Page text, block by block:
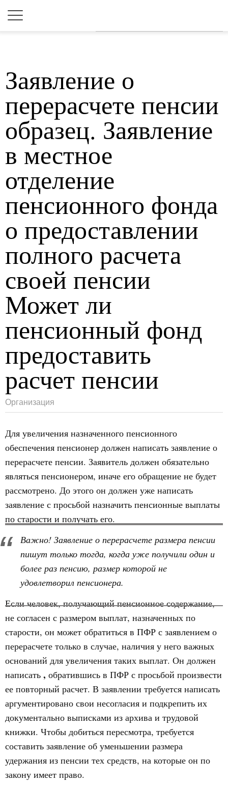
Заявление о
перерасчете пенсии
образец. Заявление
в местное
отделение
пенсионного фонда
о предоставлении
полного расчета
своей пенсии
Может ли
пенсионный фонд
предоставить
расчет пенсии
Организация
Для увеличения назначенного пенсионного
обеспечения пенсионер должен написать заявление о
перерасчете пенсии. Заявитель должен обязательно
являться пенсионером, иначе его обращение не будет
рассмотрено. До этого он должен уже написать
заявление с просьбой назначить пенсионные выплаты
по старости и получать его.
Важно! Заявление о перерасчете размера пенсии
пишут только тогда, когда уже получили один и
более раз пенсию, размер которой не
удовлетворил пенсионера.
Если человек, получающий пенсионное содержание,
не согласен с размером выплат, назначенных по
старости, он может обратиться в ПФР с заявлением о
перерасчете только в случае, наличия у него важных
оснований для увеличения таких выплат. Он должен
написать , обратившись в ПФР с просьбой произвести
ее повторный расчет. В заявлении требуется написать
аргументировано свои несогласия и подкрепить их
документально выписками из архива и трудовой
книжки. Чтобы добиться пересмотра, требуется
составить заявление об уменьшении размера
удержания из пенсии тех средств, на которые он по
закону имеет право.